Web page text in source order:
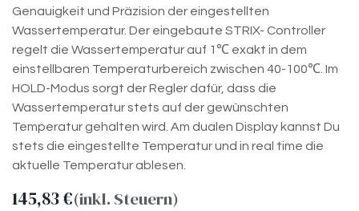
Genauigkeit und Präzision der eingestellten
Wassertemperatur. Der eingebaute STRIX- Controller
regelt die Wassertemperatur auf 1℃ exakt in dem
einstellbaren Temperaturbereich zwischen 40-100℃. Im
HOLD-Modus sorgt der Regler dafür, dass die
Wassertemperatur stets auf der gewünschten
Temperatur gehalten wird. Am dualen Display kannst Du
stets die eingestellte Temperatur und in real time die
aktuelle Temperatur ablesen.
145,83€(inkl. Steuern)